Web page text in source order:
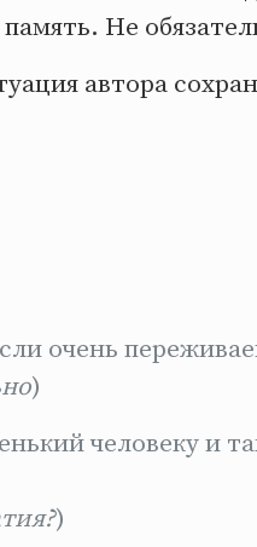
Не
автора
очень
)
человеку и
)